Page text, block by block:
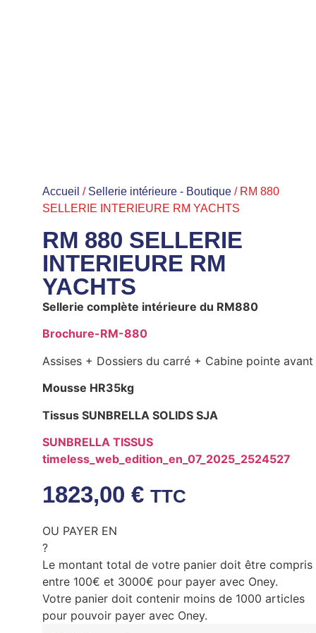
Accueil / Sellerie intérieure - Boutique / RM 880
SELLERIE INTERIEURE RM YACHTS
RM 880 SELLERIE
INTERIEURE RM
YACHTS
Sellerie complète intérieure du RM880
Brochure-RM-880
Assises + Dossiers du carré + Cabine pointe avant
Mousse HR35kg
Tissus SUNBRELLA SOLIDS SJA
SUNBRELLA TISSUS
timeless_web_edition_en_07_2025_2524527
1823,00 € TTC
OU PAYER EN
?
Le montant total de votre panier doit être compris
entre 100€ et 3000€ pour payer avec Oney.
Votre panier doit contenir moins de 1000 articles
pour pouvoir payer avec Oney.